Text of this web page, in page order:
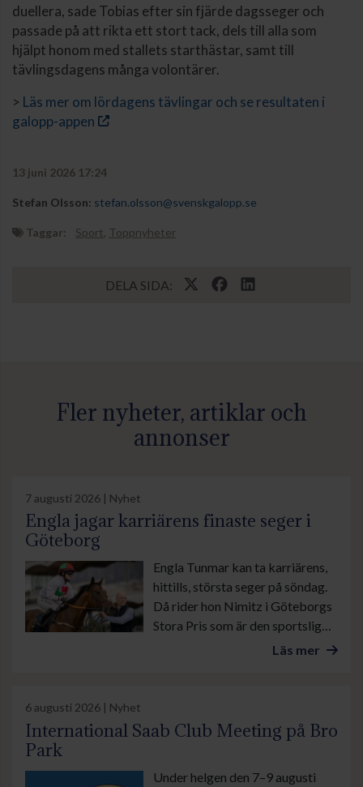
duellera, sade Tobias efter sin fjärde dagsseger och
passade på att rikta ett stort tack, dels till alla som
hjälpt honom med stallets starthästar, samt till
tävlingsdagens många volontärer.
> Läs mer om lördagens tävlingar och se resultaten i
galopp-appen
13 juni 2026 17:24
Stefan Olsson: stefan.olsson@svenskgalopp.se
Taggar: Sport Toppnyheter
DELA SIDA:
Fler nyheter, artiklar och
annonser
7 augusti 2026 | Nyhet
Engla jagar karriärens finaste seger i
Göteborg
Engla Tunmar kan ta karriärens,
hittills, största seger på söndag.
Då rider hon Nimitz i Göteborgs
Stora Pris som är den sportsliga
höjdpunkten under banans stora
Läs mer
6 augusti 2026 | Nyhet
International Saab Club Meeting på Bro
Park
Under helgen den 7–9 augusti